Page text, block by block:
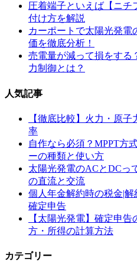
圧着端子といえば【ニチ
付け方を解説
カーポートで太陽光発電
価を徹底分析！
売電量が減って損をする
力制御とは？
人気記事
【徹底比較】火力・原
率
自作なら必須？MPPT方
ーの種類と使い方
太陽光発電のACとDCっ
の直流と交流
個人年金解約時の税金|
確定申告
【太陽光発電】確定申
方・所得の計算方法
カテゴリー